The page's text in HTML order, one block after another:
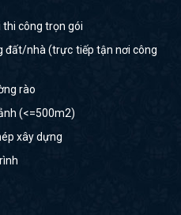
thi công trọn gói
đất/nhà (trực tiếp tận nơi công
rào
(<=500m2)
xây dựng